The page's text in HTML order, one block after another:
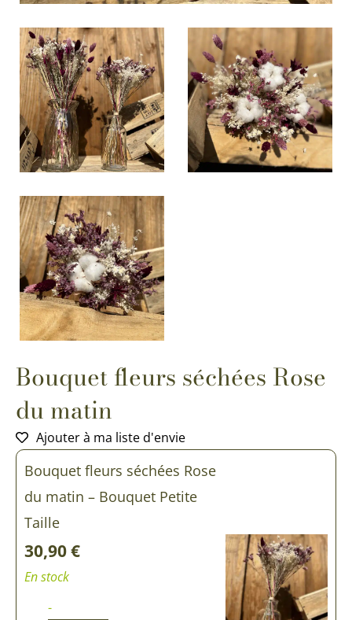
Bouquet fleurs séchées Rose
du matin
Ajouter à ma liste d'envie
Bouquet fleurs séchées Rose
du matin – Bouquet Petite
Taille
30,90€
En stock
-
de
fleurs
séchées
du
de
fleurs
séchées
du